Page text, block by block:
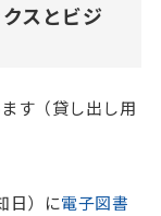
スとビジ
す（貸し出し用
日）に電子図書